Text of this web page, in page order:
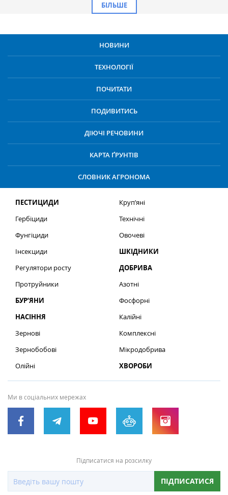
БІЛЬШЕ
НОВИНИ
ТЕХНОЛОГІЇ
ПОЧИТАТИ
ПОДИВИТИСЬ
ДІЮЧІ РЕЧОВИНИ
КАРТА ҐРУНТІВ
СЛОВНИК АГРОНОМА
ПЕСТИЦИДИ
Гербіциди
Фунгіциди
Інсекциди
Регулятори росту
Протруйники
БУР’ЯНИ
НАСІННЯ
Зернові
Зернобобові
Олійні
Круп’яні
Технічні
Овочеві
ШКІДНИКИ
ДОБРИВА
Азотні
Фосфорні
Калійні
Комплексні
Мікродобрива
ХВОРОБИ
Ми в соціальних мережах
Підписатися на розсилку
ПІДПИСАТИСЯ